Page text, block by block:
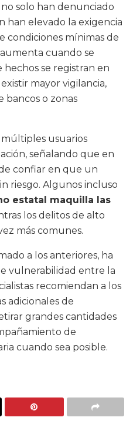
solo han denunciado
han elevado la exigencia
condiciones mínimas de
cuando se
se registran en
mayor vigilancia,
bancos o zonas
múltiples usuarios
señalando que en
confiar en que un
riesgo. Algunos incluso
estatal maquilla las
los delitos de alto
más comunes.
a los anteriores, ha
vulnerabilidad entre la
recomiendan a los
adicionales de
grandes cantidades
de
cuando sea posible.